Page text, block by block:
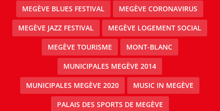
MEGÈVE BLUES FESTIVAL MEGÈVE CORONAVIRUS
MEGÈVE JAZZ FESTIVAL MEGÈVE LOGEMENT SOCIAL
MEGÈVE TOURISME MONT-BLANC
MUNICIPALES MEGÈVE 2014
MUNICIPALES MEGÈVE 2020 MUSIC IN MEGÈVE
PALAIS DES SPORTS DE MEGÈVE